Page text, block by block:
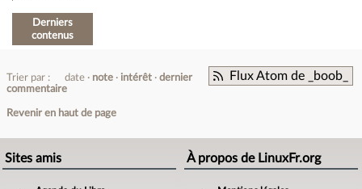
Derniers
contenus
Flux Atom de _boob_
Trier par : date note intérêt
dernier
commentaire
Revenir en haut de page
Sites amis À propos de LinuxFr.org